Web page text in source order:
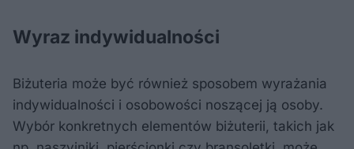
Wyraz indywidualności
Biżuteria może być również sposobem wyrażania
indywidualności i osobowości noszącej ją osoby.
Wybór konkretnych elementów biżuterii, takich jak